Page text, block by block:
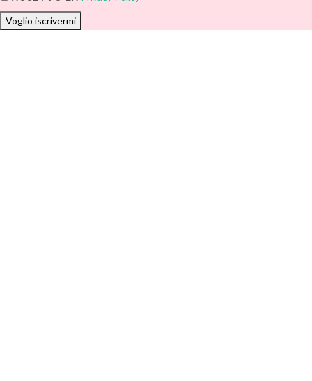
Voglio iscrivermi